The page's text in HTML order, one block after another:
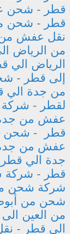
قطر - شحن
قطر - شحن
نقل عفش من
من الرياض
الرياض الي
إلى قطر -
من جدة الي
لقطر -
عفش من
قطر
- شحن
عفش من
جدة الي قطر
قطر - شركة
شركة شحن
شحن من
من العين
الي قطر -